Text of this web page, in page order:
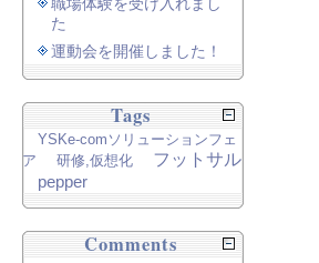
た
運動会を開催しました！
Tags
YSKe-comソリューションフェ
ア
研修,仮想化
フットサル
pepper
Comments